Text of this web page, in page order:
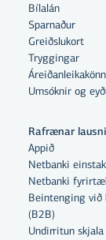
Bílalán
Sparnaður
Greiðslukort
Tryggingar
Umsóknir og
Rafrænar
Appið
Netbanki
Netbanki
Beintenging við
(B2B)
Undirritun skjala